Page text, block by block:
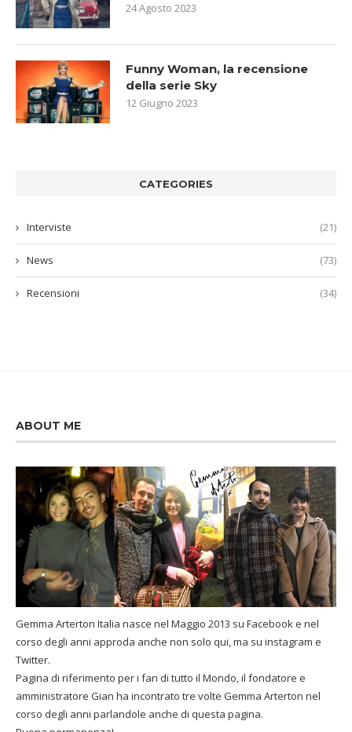
24 Agosto 2023
Funny Woman, la recensione
della serie Sky
12 Giugno 2023
CATEGORIES
Interviste (21)
News (73)
Recensioni (34)
ABOUT ME
Gemma Arterton Italia nasce nel Maggio 2013 su Facebook e nel
corso degli anni approda anche non solo qui, ma su instagram e
Twitter.
Pagina di riferimento per i fan di tutto il Mondo, il fondatore e
amministratore Gian ha incontrato tre volte Gemma Arterton nel
corso degli anni parlandole anche di questa pagina.